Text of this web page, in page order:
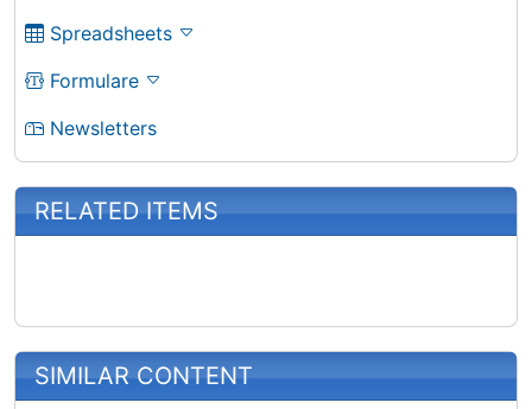
Spreadsheets
Formulare
Newsletters
RELATED ITEMS
SIMILAR CONTENT